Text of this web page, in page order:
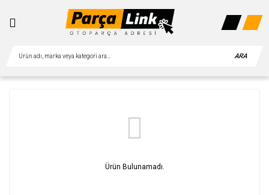
ARA
Ürün Bulunamadı.